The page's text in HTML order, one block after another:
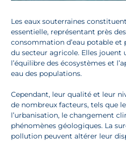
Les eaux souterraines
essentielle, représentant près
consommation d’eau potable et
du secteur agricole. Elles jouent
l’équilibre des écosystèmes et
eau des populations.
Cependant, leur qualité et leur
de nombreux facteurs, tels que
l’urbanisation, le changement
phénomènes géologiques. La
pollution peuvent altérer leur